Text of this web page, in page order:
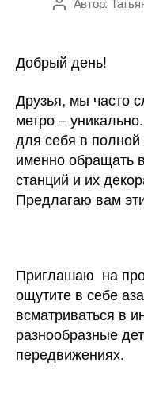
Автор
Добрый день!
Друзья, мы часто
метро –
для себя в
именно обращать
станций и их
Предлагаю вам
Приглашаю на
ощутите в себе
всматриваться в
разнообразные
передвижениях.